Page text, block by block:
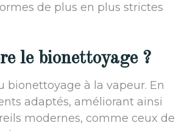
de plus en plus strictes
le bionettoyage ?
bionettoyage à la vapeur. En
adaptés, améliorant ainsi
modernes, comme ceux de